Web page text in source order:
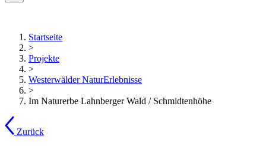
Startseite
>
Projekte
>
Westerwälder NaturErlebnisse
>
Im Naturerbe Lahnberger Wald / Schmidtenhöhe
Zurück